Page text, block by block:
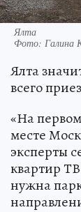
Ялта
Фото:
Ялта
всего
«На
месте
эксперты
квартир
нужна